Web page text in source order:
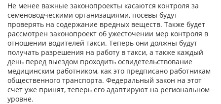
Не менее важные законопроекты касаются контроля за
семеноводческими организациями, посевы будут
проверять на содержание вредных веществ. Также будет
рассмотрен законопроект об ужесточении мер контроля в
отношении водителей такси. Теперь они должны будут
получать разрешения на работу в такси, а также каждый
день перед выездом проходить освидетельствование
медицинским работником, как это предписано работникам
общественного транспорта. Федеральный закон на этот
счет уже принят, теперь его адаптируют на региональном
уровне.